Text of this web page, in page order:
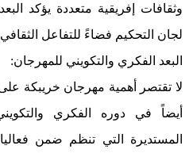
وثقافات إفريقية متعددة يؤكد
لجان التحكيم فضاءً للتفاعل
البعد الفكري والتكويني للمهرجان:
لا تقتصر أهمية مهرجان خريبكة
أيضاً في دوره الفكري
المستديرة التي تنظم ضمن